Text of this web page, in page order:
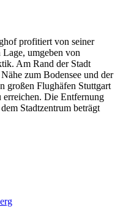
profitiert von seiner
umgeben von
Am Rand der Stadt
zum Bodensee und der
großen Flughäfen Stuttgart
Die Entfernung
Stadtzentrum beträgt